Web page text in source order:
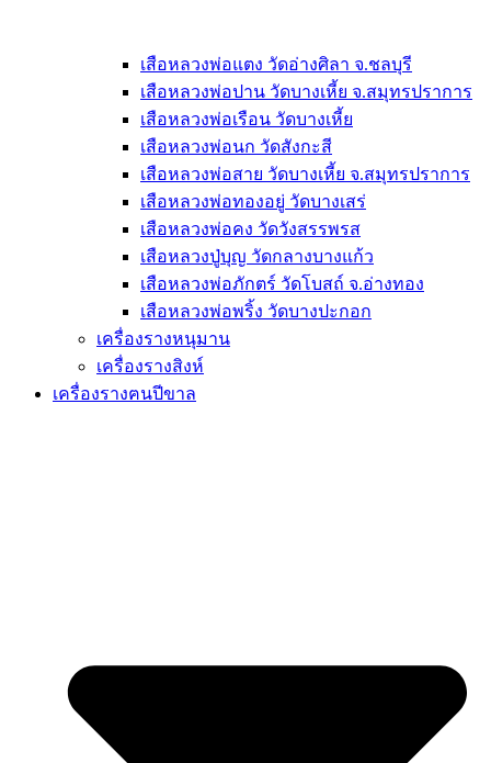
เสือหลวงพ่อแตง วัดอ่างศิลา จ.ชลบุรี
เสือหลวงพ่อปาน วัดบางเหี้ย จ.สมุทรปราการ
เสือหลวงพ่อเรือน วัดบางเหี้ย
เสือหลวงพ่อนก วัดสังกะสี
เสือหลวงพ่อสาย วัดบางเหี้ย จ.สมุทรปราการ
เสือหลวงพ่อทองอยู่ วัดบางเสร่
เสือหลวงพ่อคง วัดวังสรรพรส
เสือหลวงปู่บุญ วัดกลางบางแก้ว
เสือหลวงพ่อภักตร์ วัดโบสถ์ จ.อ่างทอง
เสือหลวงพ่อพริ้ง วัดบางปะกอก
เครื่องรางหนุมาน
เครื่องรางสิงห์
เครื่องรางฅนปีขาล